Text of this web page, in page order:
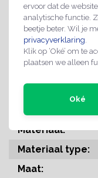
ervoor dat de
analytische functie.
beetje beter. Wil je
privacyverklaring
Klik op ‘Oké’ om te
plaatsen we alleen
Oké
Verkoopeenheid:
Materiaal:
Materiaal type:
Maat: